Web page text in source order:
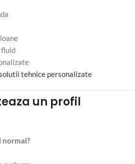
fluid
tehnice personalizate
un profil
normal?